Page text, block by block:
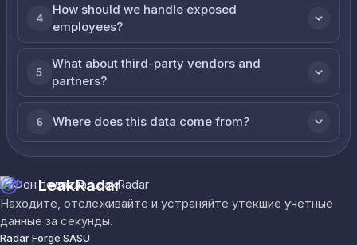
4
How should we handle exposed
employees?
5
What about third-party vendors and
partners?
6 Where does this data come from?
LeakRadar
Находите, отслеживайте и устраняйте утекшие учетные
данные за секунды.
Radar Forge SASU